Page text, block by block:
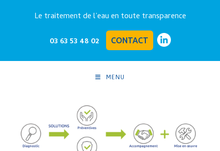
Le traitement de l’eau en toute transparence
03 63 53 48 02
CONTACT
MENU